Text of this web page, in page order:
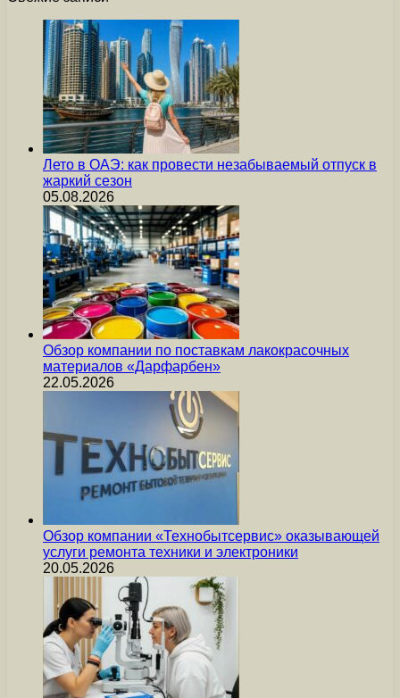
Лето в ОАЭ: как провести незабываемый отпуск в
жаркий сезон
05.08.2026
Обзор компании по поставкам лакокрасочных
материалов «Дарфарбен»
22.05.2026
Обзор компании «Технобытсервис» оказывающей
услуги ремонта техники и электроники
20.05.2026